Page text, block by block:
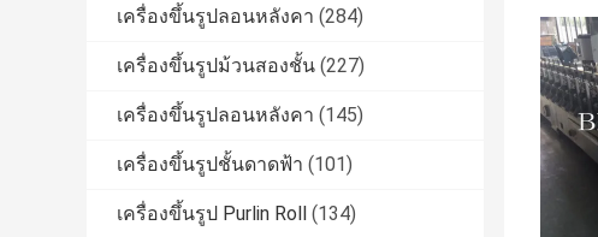
เครื่องขึ้นรูปลอนหลังคา (284)
เครื่องขึ้นรูปม้วนสองชั้น (227)
เครื่องขึ้นรูปลอนหลังคา (145)
เครื่องขึ้นรูปชั้นดาดฟ้า (101)
เครื่องขึ้นรูป Purlin Roll (134)